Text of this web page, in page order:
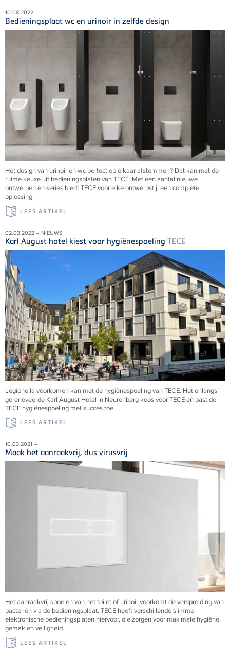
10.08.2022 –
Bedieningsplaat wc en urinoir in zelfde design
Het design van urinoir en wc perfect op elkaar afstemmen? Dat kan met de
ruime keuze uit bedieningsplaten vanTECE. Met een aantal nieuwe
ontwerpen en series biedtTECEvoor elke ontwerpstijl een complete
oplossing.
LEES ARTIKEL
02.03.2022 – NIEUWS
Karl August hotel kiest voor hygiënespoeling TECE
Legionella voorkomen kan met de hygiënespoeling van TECE. Het onlangs
gerenoveerde Karl August Hotel in Neurenberg koos voor TECE en past de
TECE hygiënespoeling met succes toe.
LEES ARTIKEL
10.03.2021 –
Maak het aanraakvrij, dus virusvrij
Het aanraakvrij spoelen van het toilet of urinoir voorkomt de verspreiding van
bacteriën via de bedieningsplaat. TECE heeft verschillende slimme
elektronische bedieningsplaten hiervoor, die zorgen voor maximale hygiëne,
gemak en veiligheid.
LEES ARTIKEL